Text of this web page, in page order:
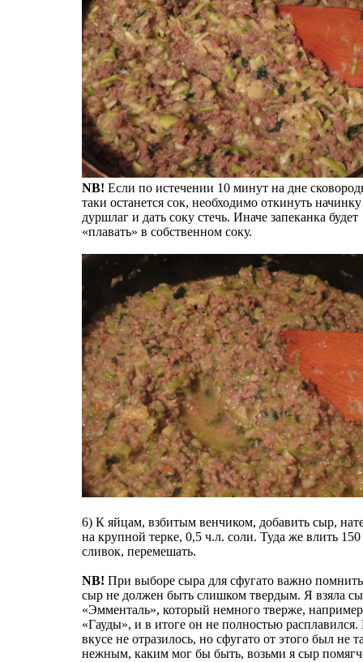
NB! Если по истечении 10 минут на дне
таки останется сок, необходимо откинуть
дуршлаг и дать соку стечь. Иначе запеканка будет
«плавать» в собственном соку.
6) К яйцам, взбитым венчиком, добавить сыр,
на крупной терке, 0,5 ч.л. соли. Туда же влить
сливок, перемешать.
NB! При выборе сыра для сфугато важно
сыр не должен быть слишком твердым. Я взяла
«Эмменталь», который немного тверже,
«Гауды», и в итоге он не полностью расплавился.
вкусе не отразилось, но сфугато от этого был не
нежным, каким мог бы быть, возьми я сыр